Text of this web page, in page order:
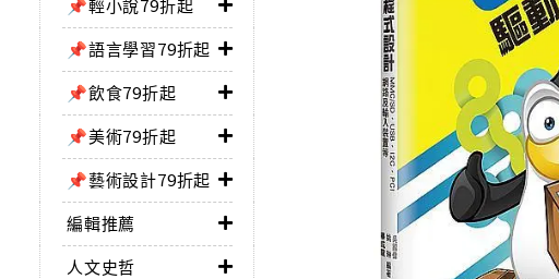
📌語言學習79折起
📌飲食79折起
📌美術79折起
📌藝術設計79折起
編輯推薦
人文史哲